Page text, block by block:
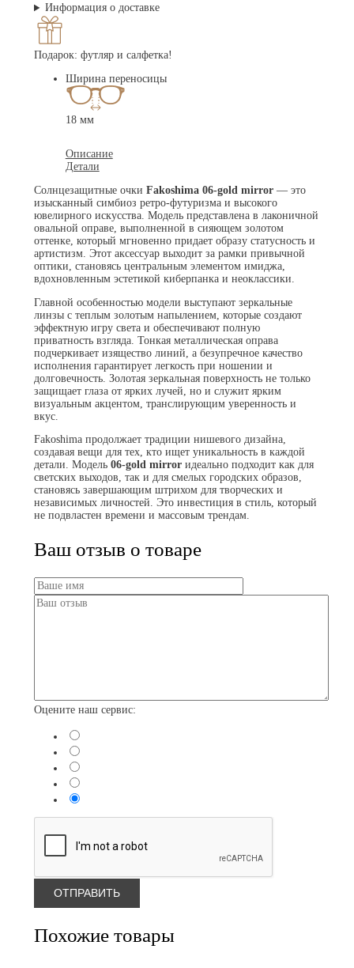
Информация о доставке
Подарок: футляр и салфетка!
Ширина переносицы
18 мм
Описание
Детали
Солнцезащитные очки Fakoshima 06-gold mirror— это
изысканный симбиоз ретро-футуризма и высокого
ювелирного искусства. Модель представлена в лаконичной
овальной оправе, выполненной в сияющем золотом
оттенке, который мгновенно придает образу статусность и
артистизм. Этот аксессуар выходит за рамки привычной
оптики, становясь центральным элементом имиджа,
вдохновленным эстетикой киберпанка и неоклассики.
Главной особенностью модели выступают зеркальные
линзы с теплым золотым напылением, которые создают
эффектную игру света и обеспечивают полную
приватность взгляда. Тонкая металлическая оправа
подчеркивает изящество линий, а безупречное качество
исполнения гарантирует легкость при ношении и
долговечность. Золотая зеркальная поверхность не только
защищает глаза от ярких лучей, но и служит ярким
визуальным акцентом, транслирующим уверенность и
вкус.
Fakoshima продолжает традиции нишевого дизайна,
создавая вещи для тех, кто ищет уникальность в каждой
детали. Модель 06-gold mirrorидеально подходит как для
светских выходов, так и для смелых городских образов,
становясь завершающим штрихом для творческих и
независимых личностей. Это инвестиция в стиль, который
не подвластен времени и массовым трендам.
Ваш отзыв о товаре
Оцените наш сервис:
Похожие товары